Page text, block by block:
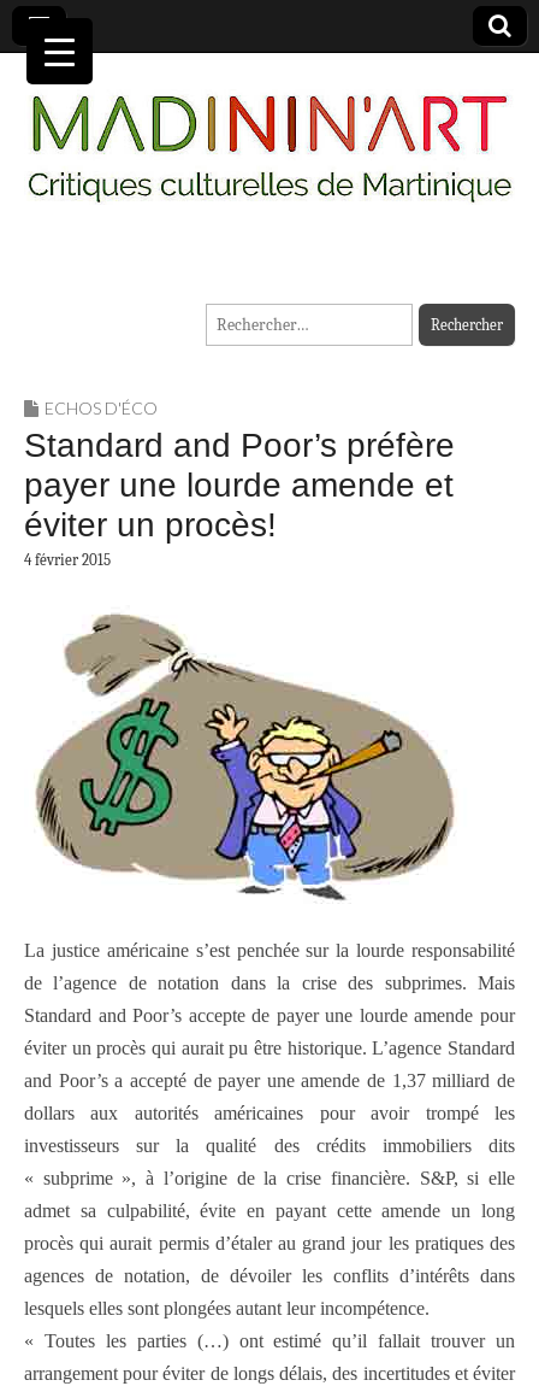
MADININ'ART
Rechercher :
ECHOS D'ÉCO
Standard and Poor’s préfère
payer une lourde amende et
éviter un procès!
4 février 2015
La justice américaine s’est penchée sur la lourde responsabilité
de l’agence de notation dans la crise des subprimes. Mais
Standard and Poor’s accepte de payer une lourde amende pour
éviter un procès qui aurait pu être historique. L’agence Standard
and Poor’s a accepté de payer une amende de 1,37 milliard de
dollars aux autorités américaines pour avoir trompé les
investisseurs sur la qualité des crédits immobiliers dits
« subprime », à l’origine de la crise financière. S&P, si elle
admet sa culpabilité, évite en payant cette amende un long
procès qui aurait permis d’étaler au grand jour les pratiques des
agences de notation, de dévoiler les conflits d’intérêts dans
lesquels elles sont plongées autant leur incompétence.
« Toutes les parties (…) ont estimé qu’il fallait trouver un
arrangement pour éviter de longs délais, des incertitudes et éviter